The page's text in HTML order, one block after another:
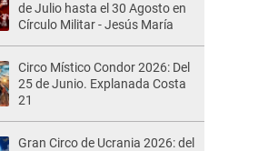
de Julio hasta el 30 Agosto en
Círculo Militar - Jesús María
Circo Místico Condor 2026: Del
25 de Junio. Explanada Costa
21
Gran Circo de Ucrania 2026: del